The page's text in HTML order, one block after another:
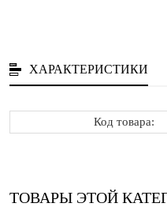
ХАРАКТЕРИСТИКИ
Код товара:
ТОВАРЫ ЭТОЙ